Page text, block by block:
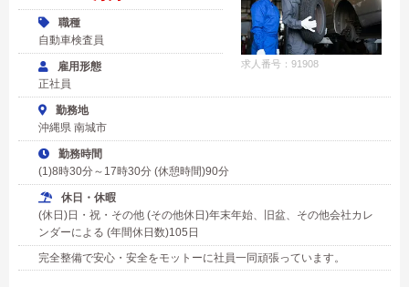
求人番号：91908
職種
自動車検査員
雇用形態
正社員
勤務地
沖縄県 南城市
勤務時間
(1)8時30分～17時30分 (休憩時間)90分
休日・休暇
(休日)日・祝・その他 (その他休日)年末年始、旧盆、その他会社カレ
ンダーによる (年間休日数)105日
完全整備で安心・安全をモットーに社員一同頑張っています。